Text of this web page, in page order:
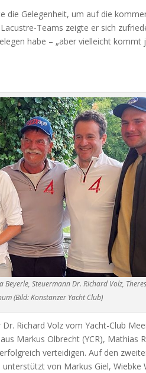
die Gelegenheit, um auf die
Teams zeigte er sich
habe – „aber vielleicht kommt
Steuermann Dr. Richard Volz,
(Bild: Konstanzer Yacht Club)
Richard Volz vom Yacht-Club
Markus Olbrecht (YCR), Mathias
verteidigen. Auf den
von Markus Giel, Wiebke